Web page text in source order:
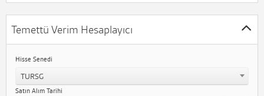
Temettü Verim Hesaplayıcı
Hisse Senedi
TURSG
Satın Alım Tarihi